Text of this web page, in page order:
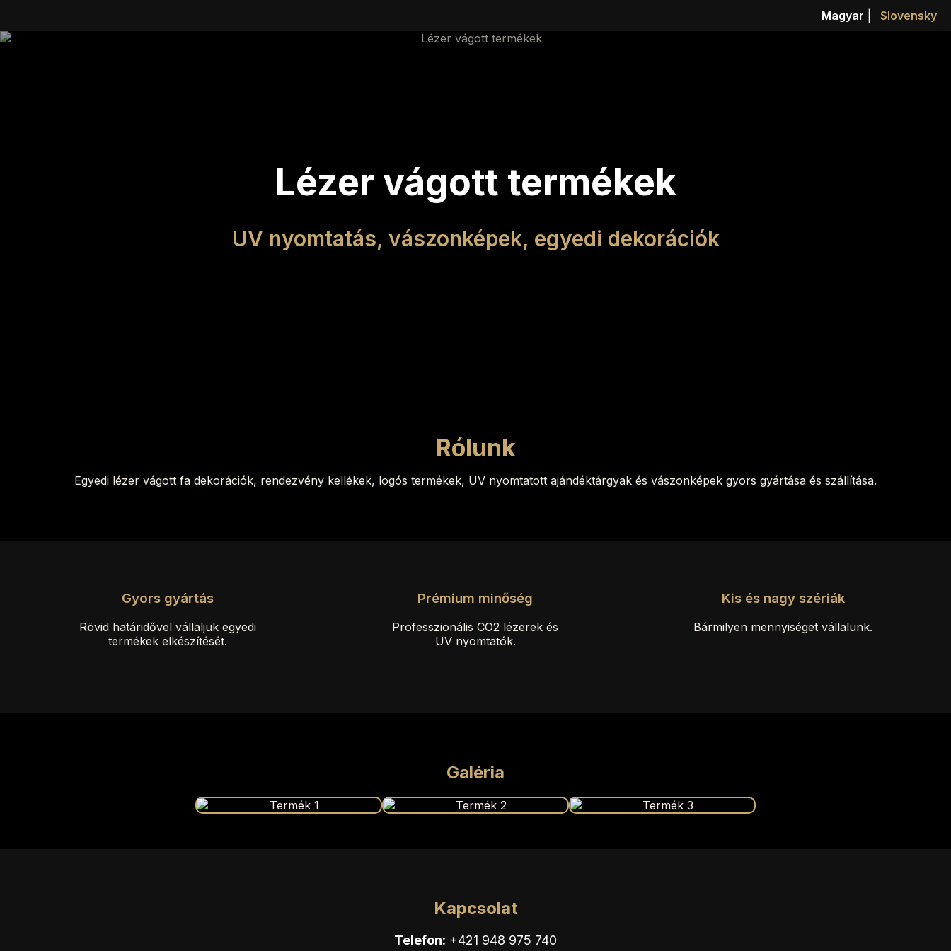
Magyar Slovensky
Lézer vágott termékek
UV nyomtatás, vászonképek, egyedi dekorációk
Rólunk
Egyedi lézer vágott fa dekorációk, rendezvény kellékek, logós termékek, UV nyomtatott ajándéktárgyak és vászonképek gyors gyártása és szállítása.
Gyors gyártás
Rövid határidővel vállaljuk egyedi
termékek elkészítését.
Prémium minőség
Professzionális CO2 lézerek és
UV nyomtatók.
Kis és nagy szériák
Bármilyen mennyiséget vállalunk.
Galéria
Kapcsolat
Telefon: +421 948 975 740